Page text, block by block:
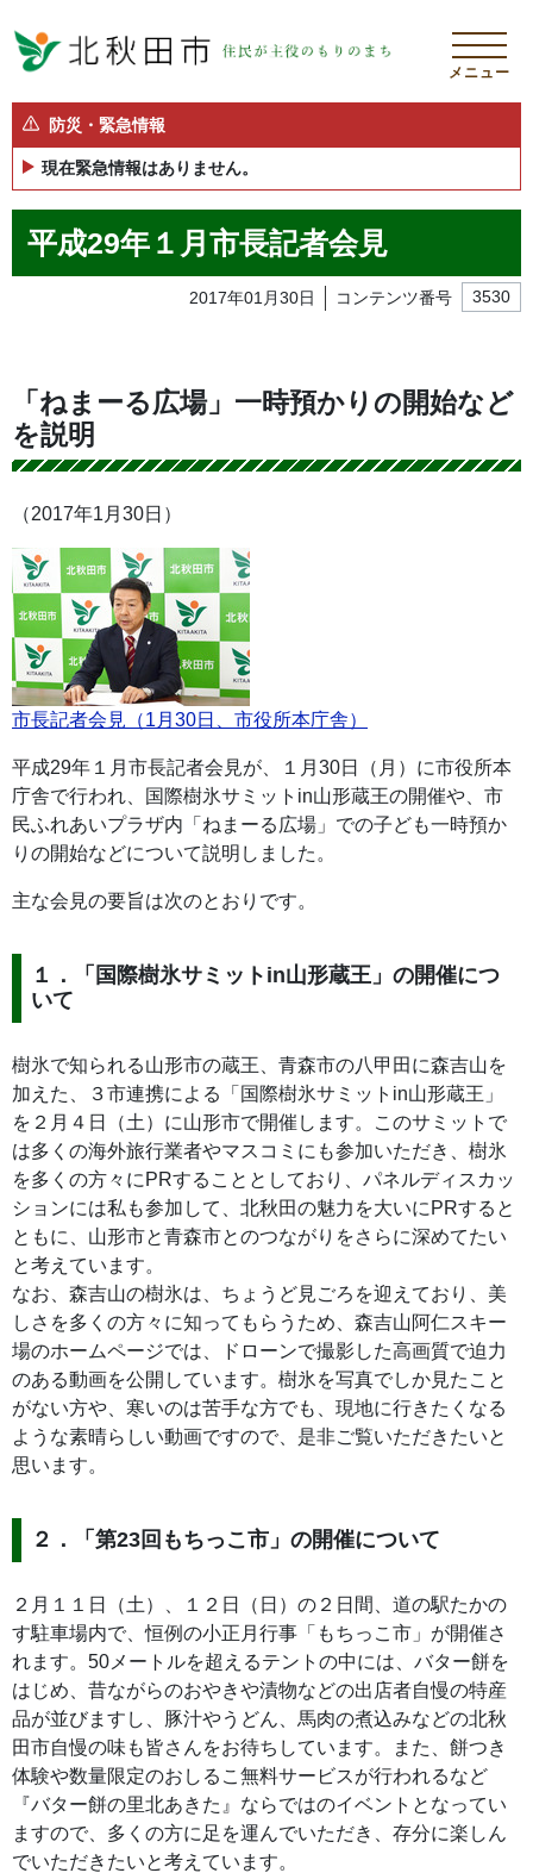
メニュー
防災・緊急情報
現在緊急情報はありません。
平成29年１月市長記者会見
2017年01月30日 コンテンツ番号 3530
「ねまーる広場」一時預かりの開始など
を説明
（2017年1月30日）
市長記者会見（1月30日、市役所本庁舎）
平成29年１月市長記者会見が、１月30日（月）に市役所本
庁舎で行われ、国際樹氷サミットin山形蔵王の開催や、市
民ふれあいプラザ内「ねまーる広場」での子ども一時預か
りの開始などについて説明しました。
主な会見の要旨は次のとおりです。
１．「国際樹氷サミットin山形蔵王」の開催につ
いて
樹氷で知られる山形市の蔵王、青森市の八甲田に森吉山を
加えた、３市連携による「国際樹氷サミットin山形蔵王」
を２月４日（土）に山形市で開催します。このサミットで
は多くの海外旅行業者やマスコミにも参加いただき、樹氷
を多くの方々にPRすることとしており、パネルディスカッ
ションには私も参加して、北秋田の魅力を大いにPRすると
ともに、山形市と青森市とのつながりをさらに深めてたい
と考えています。
なお、森吉山の樹氷は、ちょうど見ごろを迎えており、美
しさを多くの方々に知ってもらうため、森吉山阿仁スキー
場のホームページでは、ドローンで撮影した高画質で迫力
のある動画を公開しています。樹氷を写真でしか見たこと
がない方や、寒いのは苦手な方でも、現地に行きたくなる
ような素晴らしい動画ですので、是非ご覧いただきたいと
思います。
２．「第23回もちっこ市」の開催について
２月１１日（土）、１２日（日）の２日間、道の駅たかの
す駐車場内で、恒例の小正月行事「もちっこ市」が開催さ
れます。50メートルを超えるテントの中には、バター餅を
はじめ、昔ながらのおやきや漬物などの出店者自慢の特産
品が並びますし、豚汁やうどん、馬肉の煮込みなどの北秋
田市自慢の味も皆さんをお待ちしています。また、餅つき
体験や数量限定のおしるこ無料サービスが行われるなど
『バター餅の里北あきた』ならではのイベントとなってい
ますので、多くの方に足を運んでいただき、存分に楽しん
でいただきたいと考えています。